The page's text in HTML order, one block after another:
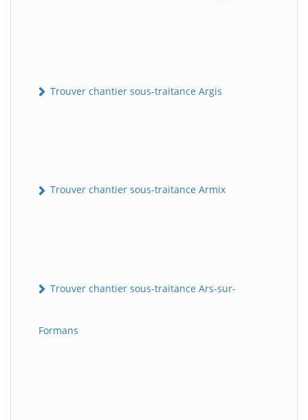
Trouver chantier sous-traitance Argis
Trouver chantier sous-traitance Armix
Trouver chantier sous-traitance Ars-sur-
Formans